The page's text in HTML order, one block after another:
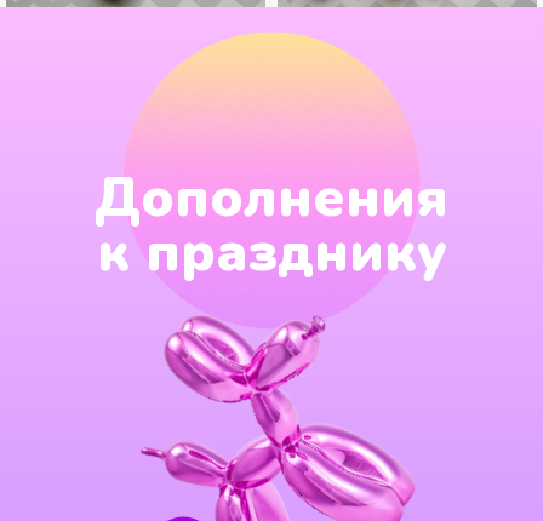
Дополнения
к празднику